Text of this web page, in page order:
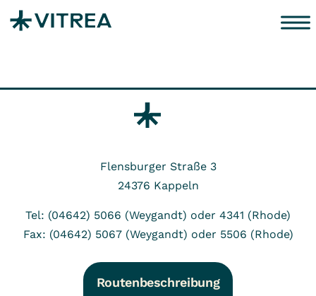
Zum Inhalt springen
Flensburger Straße 3
24376 Kappeln
Tel: (04642) 5066 (Weygandt) oder 4341 (Rhode)
Fax: (04642) 5067 (Weygandt) oder 5506 (Rhode)
Routenbeschreibung